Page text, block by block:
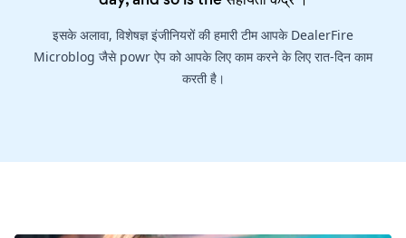
इसके अलावा, विशेषज्ञ इंजीनियरों की हमारी टीम आपके DealerFire
Microblog जैसे powr ऐप को आपके लिए काम करने के लिए रात-दिन काम
करती है।